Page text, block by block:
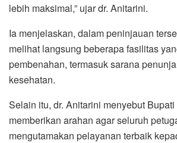
lebih maksimal,” ujar dr. Anitarini.
Ia menjelaskan, dalam peninjauan
melihat langsung beberapa fasilitas
pembenahan, termasuk sarana
kesehatan.
Selain itu, dr. Anitarini menyebut
memberikan arahan agar seluruh
mengutamakan pelayanan terbaik